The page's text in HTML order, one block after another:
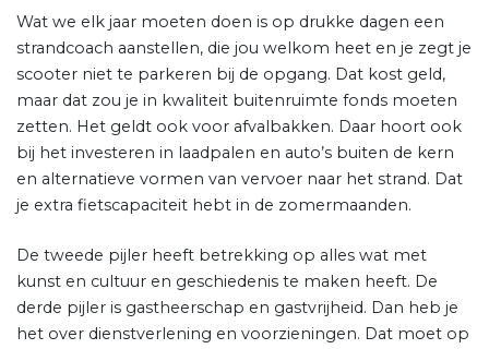
Wat we elk jaar moeten doen is op drukke dagen een
strandcoach aanstellen, die jou welkom heet en je zegt je
scooter niet te parkeren bij de opgang. Dat kost geld,
maar dat zou je in kwaliteit buitenruimte fonds moeten
zetten. Het geldt ook voor afvalbakken. Daar hoort ook
bij het investeren in laadpalen en auto’s buiten de kern
en alternatieve vormen van vervoer naar het strand. Dat
je extra fietscapaciteit hebt in de zomermaanden.
De tweede pijler heeft betrekking op alles wat met
kunst en cultuur en geschiedenis te maken heeft. De
derde pijler is gastheerschap en gastvrijheid. Dan heb je
het over dienstverlening en voorzieningen. Dat moet op